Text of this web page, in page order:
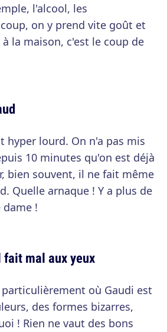
l'alcool, les
on y prend vite goût et
la maison, c'est le coup de
hyper lourd. On n'a pas mis
10 minutes qu'on est déjà
bien souvent, il ne fait même
Quelle arnaque ! Y a plus de
!
fait mal aux yeux
où Gaudi est
des formes bizarres,
! Rien ne vaut des bons